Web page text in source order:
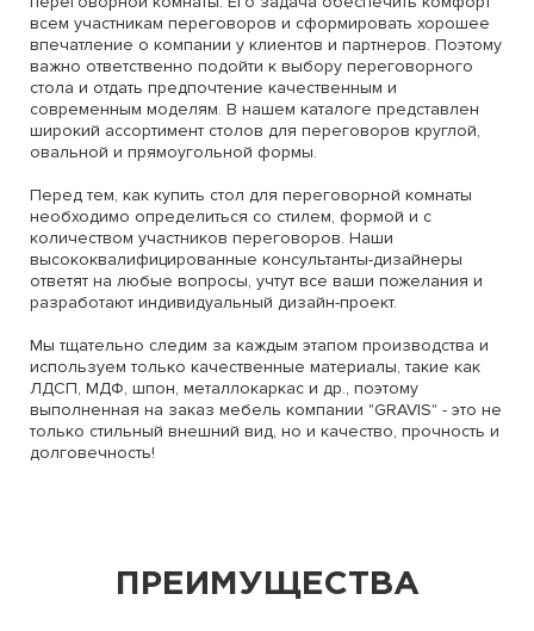
всем участникам переговоров и сформировать хорошее
впечатление о компании у клиентов и партнеров. Поэтому
важно ответственно подойти к выбору переговорного
стола и отдать предпочтение качественным и
современным моделям. В нашем каталоге представлен
широкий ассортимент столов для переговоров круглой,
овальной и прямоугольной формы.
Перед тем, как купить стол для переговорной комнаты
необходимо определиться со стилем, формой и с
количеством участников переговоров. Наши
высококвалифицированные консультанты-дизайнеры
ответят на любые вопросы, учтут все ваши пожелания и
разработают индивидуальный дизайн-проект.
Мы тщательно следим за каждым этапом производства и
используем только качественные материалы, такие как
ЛДСП, МДФ, шпон, металлокаркас и др., поэтому
выполненная на заказ мебель компании "GRAVIS" - это не
только стильный внешний вид, но и качество, прочность и
долговечность!
ПРЕИМУЩЕСТВА